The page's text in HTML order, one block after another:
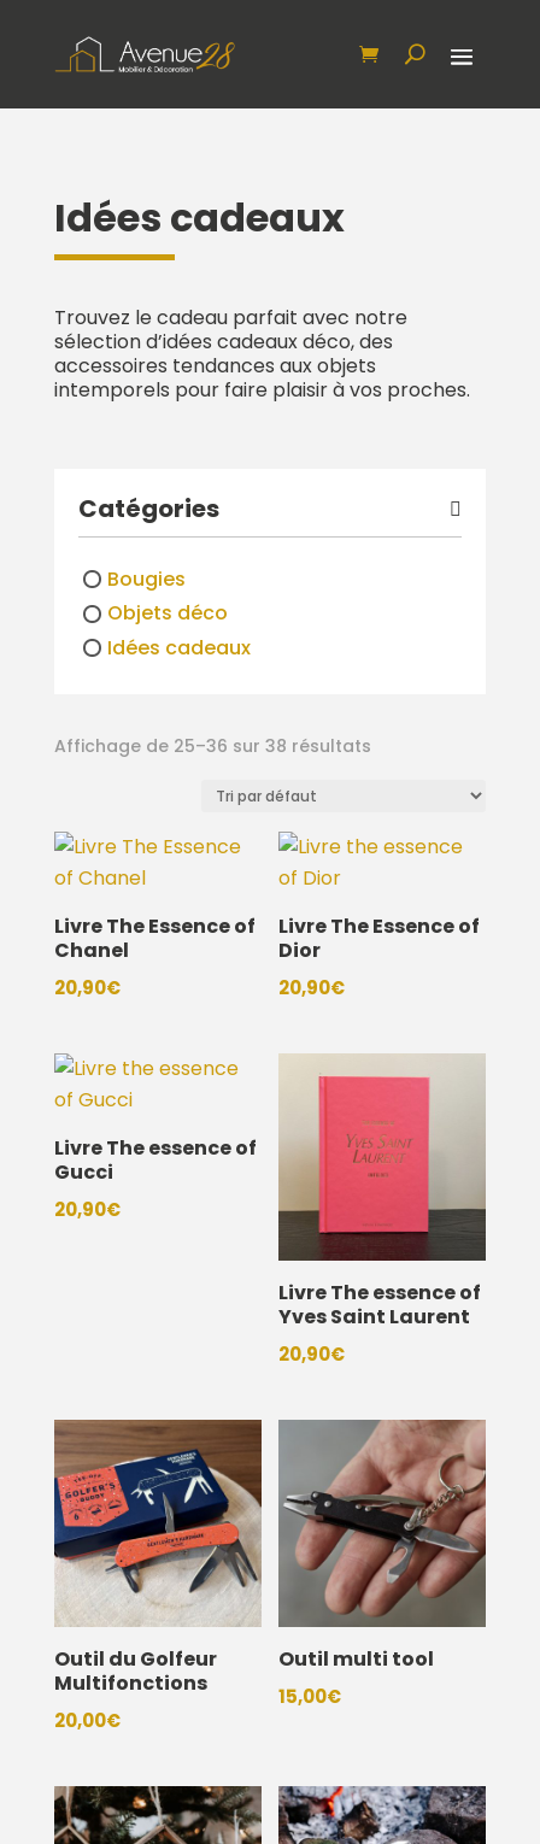
Idées cadeaux
Trouvez le cadeau parfait avec notre
sélection d’idées cadeaux déco, des
accessoires tendances aux objets
intemporels pour faire plaisir à vos proches.
Catégories
Bougies
Objets déco
Idées cadeaux
Affichage de 25–36 sur 38 résultats
Livre The Essence of
Chanel
20,90€
Livre The Essence of
Dior
20,90€
Livre The essence of
Gucci
20,90€
Livre The essence of
Yves Saint Laurent
20,90€
Outil du Golfeur
Multifonctions
20,00€
Outil multi tool
15,00€